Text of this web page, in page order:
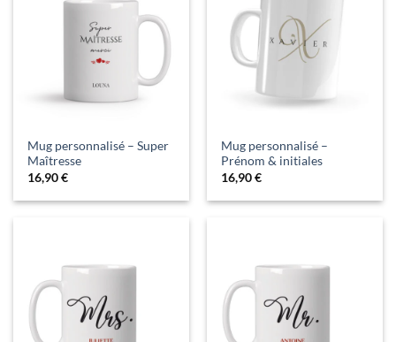
Mug personnalisé – Super
Maîtresse
16,90€
Mug personnalisé –
Prénom & initiales
16,90€